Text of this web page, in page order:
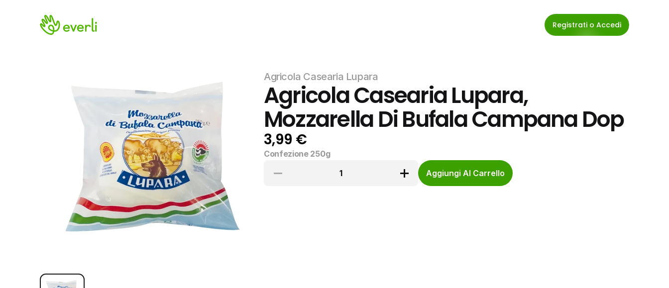
Registrati o Accedi
Agricola Casearia Lupara
Agricola Casearia Lupara,
Mozzarella Di Bufala Campana Dop
3,99 €
Confezione 250g
1
Aggiungi Al Carrello